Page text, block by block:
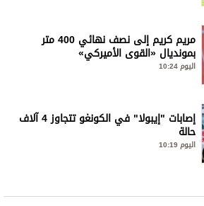
مريم كريم إلى نصف نهائي 400 متر
بمونديال «القوى الأميركي»
اليوم 10:24
إصابات "إيبولا" في الكونغو تتجاوز 4 آلاف
حالة
اليوم 10:19